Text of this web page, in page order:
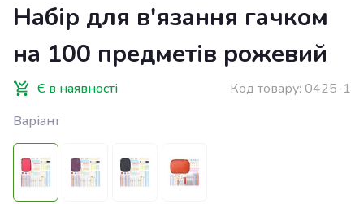
Набір для в'язання гачком
на 100 предметів рожевий
Є в наявності Код товару: 0425-1
Варіант